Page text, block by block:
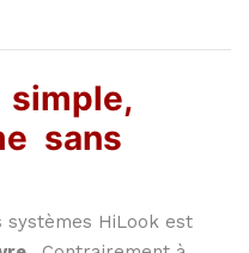
simple,
sans
systèmes HiLook est